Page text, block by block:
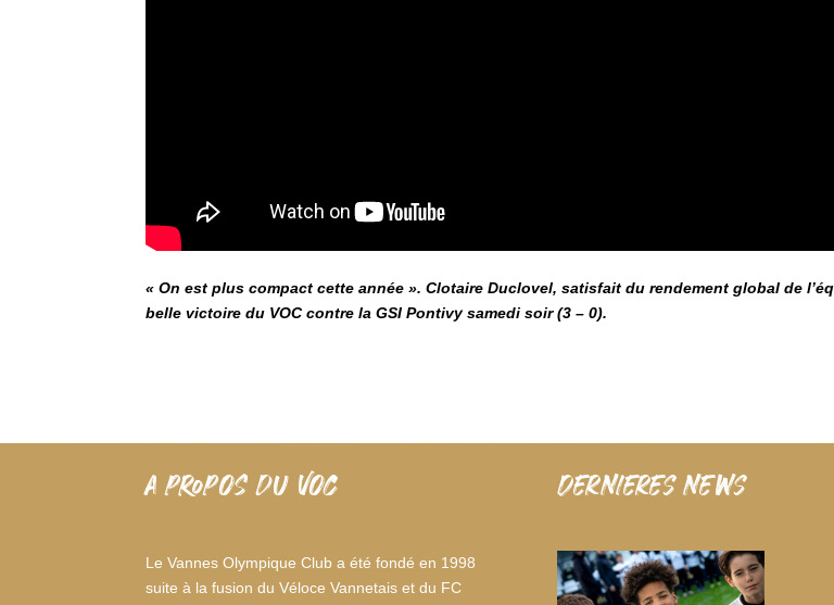
« On est plus compact cette année ». Clotaire Duclovel, satisfait du rendement global de
belle victoire du VOC contre la GSI Pontivy samedi soir (3 – 0).
A PROPOS DU VOC
Le Vannes Olympique Club a été fondé en 1998
suite à la fusion du Véloce Vannetais et du FC
dernieres news